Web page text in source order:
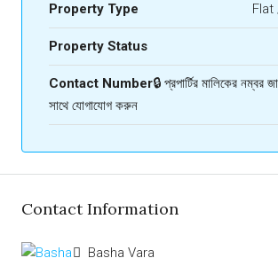
Property Type
Property Status
Contact Number🔒 প্রপার্টির মালিকের নম্বর
সাথে যোগাযোগ করুন
Contact Information
Basha Vara